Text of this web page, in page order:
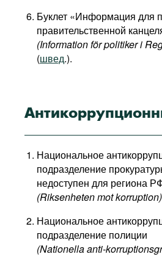
Буклет «Информация для
правительственной
(Information för politiker i
(швед.).
Национальное
подразделение
недоступен для региона
(Riksenheten mot korruption)
Национальное
подразделение полиции
(Nationella anti-